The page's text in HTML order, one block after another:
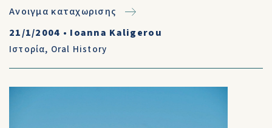
Ανοιγμα καταχωρισης
21/1/2004 • Ioanna Kaligerou
Ιστορία, Oral History